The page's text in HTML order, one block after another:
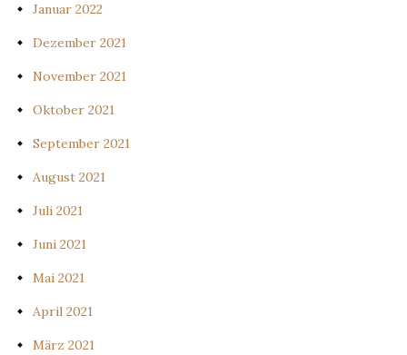
Januar 2022
Dezember 2021
November 2021
Oktober 2021
September 2021
August 2021
Juli 2021
Juni 2021
Mai 2021
April 2021
März 2021